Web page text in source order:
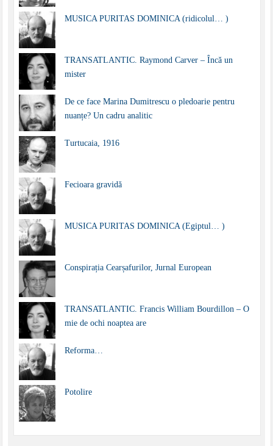
MUSICA PURITAS DOMINICA (ridicolul… )
TRANSATLANTIC. Raymond Carver – Încă un
mister
De ce face Marina Dumitrescu o pledoarie pentru
nuanțe? Un cadru analitic
Turtucaia, 1916
Fecioara gravidă
MUSICA PURITAS DOMINICA (Egiptul… )
Conspirația Cearșafurilor, Jurnal European
TRANSATLANTIC. Francis William Bourdillon – O
mie de ochi noaptea are
Reforma…
Potolire